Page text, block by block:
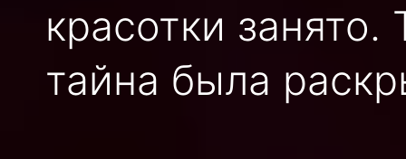
красотки
тайна была